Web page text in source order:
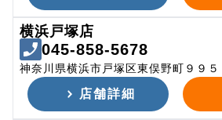
横浜戸塚店
045-858-5678
神奈川県横浜市戸塚区東俣野町９９５
店舗詳細